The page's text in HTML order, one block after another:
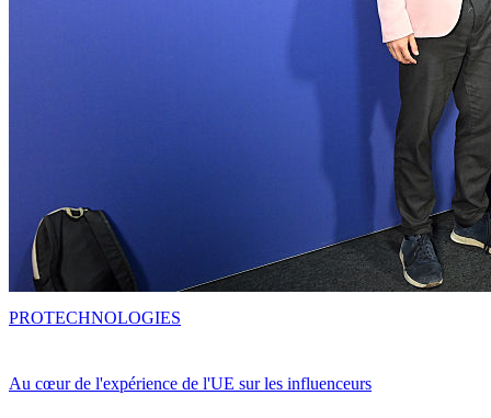
Au cœur de l'expérience de l'UE sur les influenceurs
PROTECHNOLOGIES